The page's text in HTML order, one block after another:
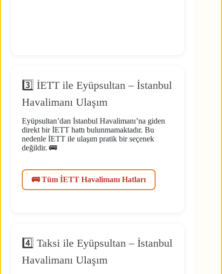
3️⃣ İETT ile Eyüpsultan – İstanbul
Havalimanı Ulaşım
Eyüpsultan’dan İstanbul Havalimanı’na giden
direkt bir İETT hattı bulunmamaktadır. Bu
nedenle İETT ile ulaşım pratik bir seçenek
değildir. 🚌
🚌 Tüm İETT Havalimanı Hatları
4️⃣ Taksi ile Eyüpsultan – İstanbul
Havalimanı Ulaşım